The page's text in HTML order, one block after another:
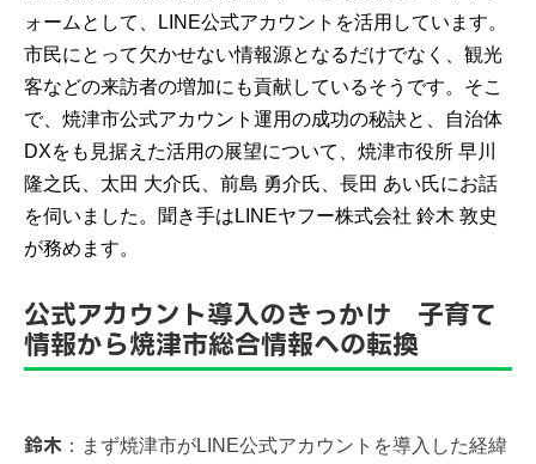
ォームとして、LINE公式アカウントを活用しています。
市民にとって欠かせない情報源となるだけでなく、観光
客などの来訪者の増加にも貢献しているそうです。そこ
で、焼津市公式アカウント運用の成功の秘訣と、自治体
DXをも見据えた活用の展望について、焼津市役所 早川
隆之氏、太田 大介氏、前島 勇介氏、長田 あい氏にお話
を伺いました。聞き手はLINEヤフー株式会社 鈴木 敦史
が務めます。
公式アカウント導入のきっかけ 子育て
情報から焼津市総合情報への転換
鈴木 ： まず焼津市がLINE公式アカウントを導入した経緯